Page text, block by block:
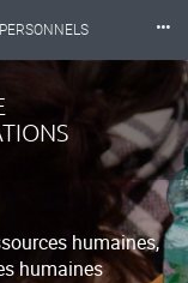
PERSONNELS
BIBLIOTHÈQUES
⸱⸱⸱
humaines,
humaines